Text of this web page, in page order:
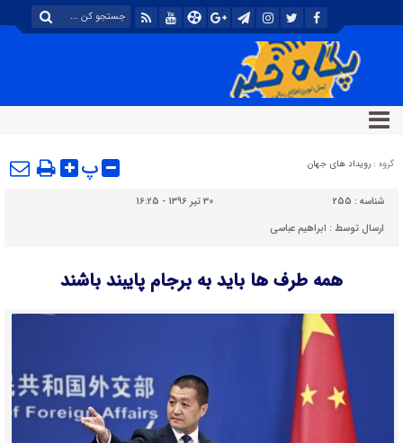
گروه : رویداد های جهان پ
شناسه : 255
30 تیر 1396 - 16:25
ارسال توسط : ابراهیم عباسی
همه طرف ها باید به برجام پایبند باشند